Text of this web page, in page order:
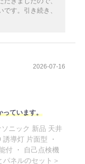
す。引き続き、
2026-07-16
っています。
ニック 新品 天井
導灯 片面型 ・
付 ・ 自己点検機
ネルのセット＞